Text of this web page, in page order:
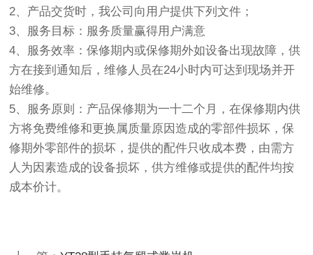
2、产品交货时，我公司向用户提供下列文件；
3、服务目标：服务质量赢得用户满意
4、服务效率：保修期内或保修期外如设备出现故障，供
方在接到通知后，维修人员在24小时内可达到现场并开
始维修。
5、服务原则：产品保修期为一十二个月，在保修期内供
方将免费维修和更换属质量原因造成的零部件损坏，保
修期外零部件的损坏，提供的配件只收成本费，由需方
人为因素造成的设备损坏，供方维修或提供的配件均按
成本价计。